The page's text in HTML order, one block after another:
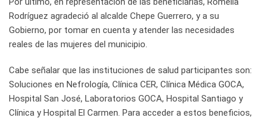
Rodríguez agradeció al alcalde Chepe Guerrero, y a su
Gobierno, por tomar en cuenta y atender las necesidades
reales de las mujeres del municipio.
Cabe señalar que las instituciones de salud participantes son:
Soluciones en Nefrología, Clínica CER, Clínica Médica GOCA,
Hospital San José, Laboratorios GOCA, Hospital Santiago y
Clínica y Hospital El Carmen. Para acceder a estos beneficios,